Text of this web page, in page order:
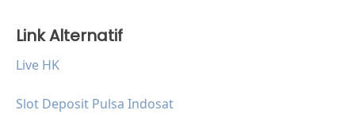
Link Alternatif
Live HK
Slot Deposit Pulsa Indosat